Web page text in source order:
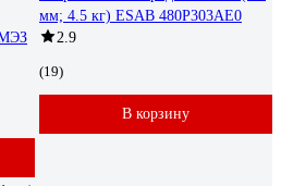
мм; 4.5 кг) ESAB 480P303AE0
2.9
(19)
В корзину